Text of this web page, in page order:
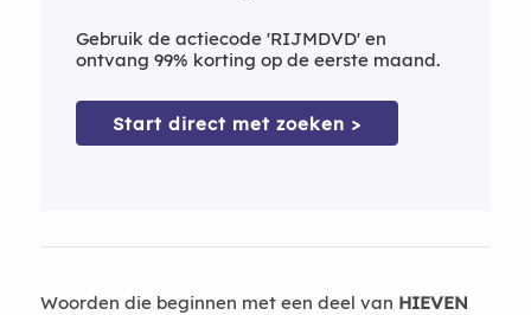
Gebruik de actiecode 'RIJMDVD' en
ontvang 99% korting op de eerste maand.
Start direct met zoeken >
Woorden die beginnen met een deel van HIEVEN